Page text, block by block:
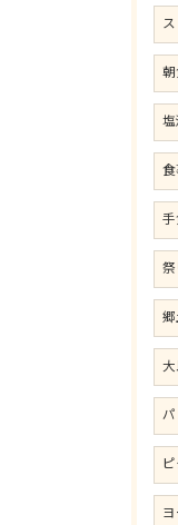
祭